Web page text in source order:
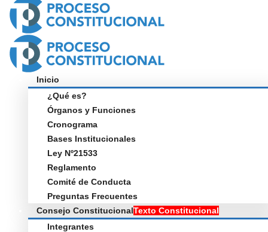
Inicio
¿Qué es?
Órganos y Funciones
Cronograma
Bases Institucionales
Ley Nº21533
Reglamento
Comité de Conducta
Preguntas Frecuentes
Consejo ConstitucionalTexto Constitucional
Integrantes